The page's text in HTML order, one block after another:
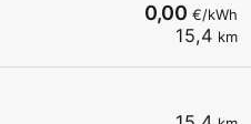
0,00 €/kWh
15,4 km